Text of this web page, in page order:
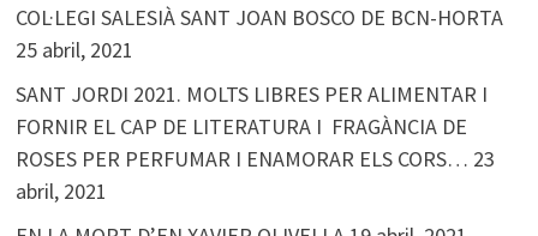
COL·LEGI SALESIÀ SANT JOAN BOSCO DE BCN-HORTA
25 abril, 2021
SANT JORDI 2021. MOLTS LIBRES PER ALIMENTAR I
FORNIR EL CAP DE LITERATURA I FRAGÀNCIA DE
ROSES PER PERFUMAR I ENAMORAR ELS CORS… 23
abril, 2021